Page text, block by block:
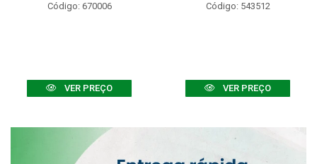
Código: 670006
VER PREÇO
Código: 543512
VER PREÇO